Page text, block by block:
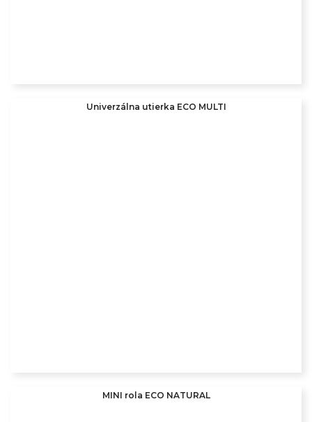
Univerzálna utierka ECO MULTI
MINI rola ECO NATURAL